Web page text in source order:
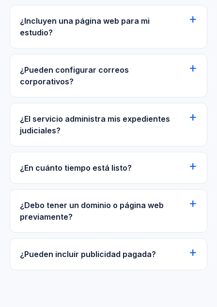
¿Incluyen una página web para mi
estudio?
¿Pueden configurar correos
corporativos?
¿El servicio administra mis expedientes
judiciales?
¿En cuánto tiempo está listo?
¿Debo tener un dominio o página web
previamente?
¿Pueden incluir publicidad pagada?